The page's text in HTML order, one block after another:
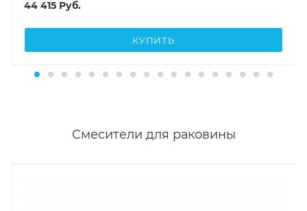
44 415 Руб.
КУПИТЬ
Смесители для раковины